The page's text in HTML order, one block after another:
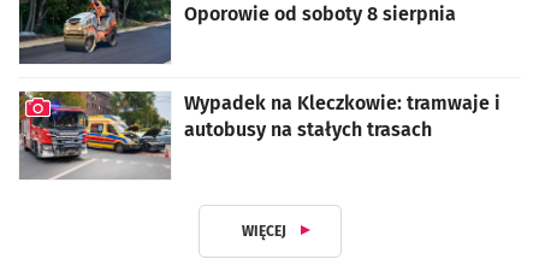
Oporowie od soboty 8 sierpnia
Wypadek na Kleczkowie: tramwaje i
autobusy na stałych trasach
WIĘCEJ Z DZIAŁU KOMUNIKACJA